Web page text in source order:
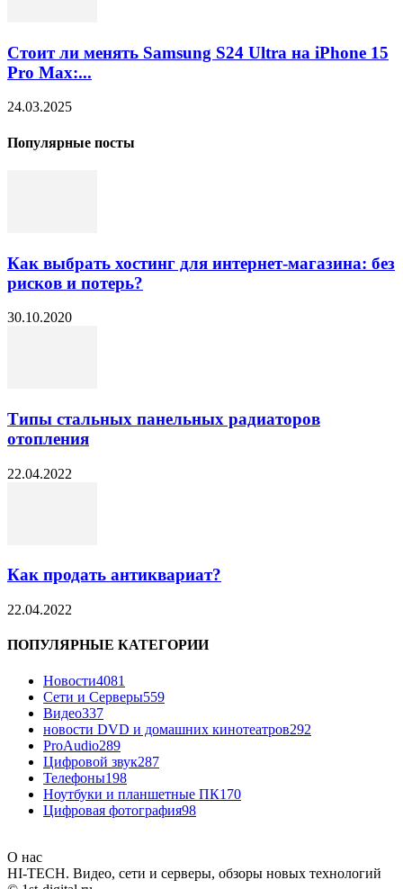
Стоит ли менять Samsung S24 Ultra на iPhone 15
Pro Max:...
24.03.2025
Популярные посты
Как выбрать хостинг для интернет-магазина: без
рисков и потерь?
30.10.2020
Типы стальных панельных радиаторов
отопления
22.04.2022
Как продать антиквариат?
22.04.2022
ПОПУЛЯРНЫЕ КАТЕГОРИИ
Новости4081
Сети и Серверы559
Видео337
новости DVD и домашних кинотеатров292
ProAudio289
Цифровой звук287
Телефоны198
Ноутбуки и планшетные ПК170
Цифровая фотография98
О нас
HI-TECH. Видео, сети и серверы, обзоры новых технологий